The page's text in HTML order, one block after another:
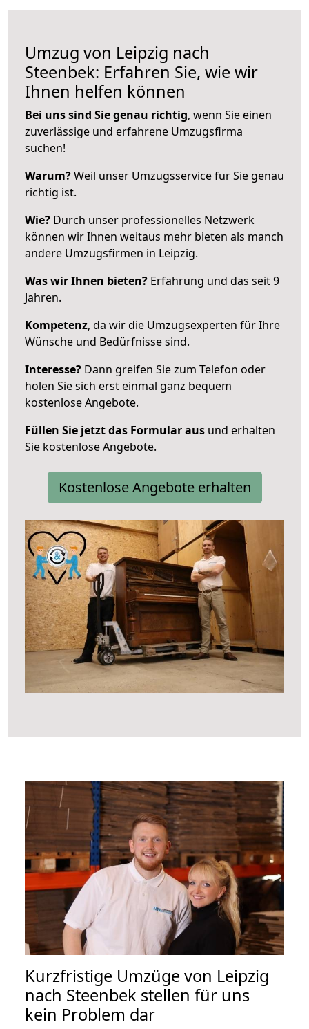
Umzug von Leipzig nach
Steenbek: Erfahren Sie, wie wir
Ihnen helfen können
Bei uns sind Sie genau richtig, wenn Sie einen
zuverlässige und erfahrene Umzugsfirma
suchen!
Warum?Weil unser Umzugsservice für Sie genau
richtig ist.
Wie? Durch unser professionelles Netzwerk
können wir Ihnen weitaus mehr bieten als manch
andere Umzugsfirmen in Leipzig.
Was wir Ihnen bieten? Erfahrung und das seit 9
Jahren.
Kompetenz, da wir die Umzugsexperten für Ihre
Wünsche und Bedürfnisse sind.
Interesse? Dann greifen Sie zum Telefon oder
holen Sie sich erst einmal ganz bequem
kostenlose Angebote.
Füllen Sie jetzt das Formular aus und erhalten
Sie kostenlose Angebote.
Kostenlose Angebote erhalten
Kurzfristige Umzüge von Leipzig
nach Steenbek stellen für uns
kein Problem dar